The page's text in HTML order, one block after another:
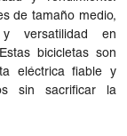
de tamaño medio,
versatilidad en
bicicletas son
eléctrica fiable y
sin sacrificar la